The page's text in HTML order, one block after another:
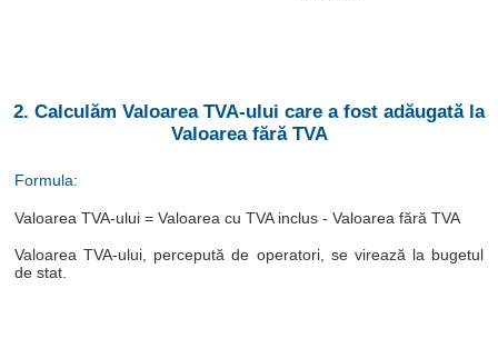
2. Calculăm Valoarea TVA-ului care a fost adăugată la
Valoarea fără TVA
Formula:
Valoarea TVA-ului = Valoarea cu TVA inclus - Valoarea fără TVA
Valoarea TVA-ului, percepută de operatori, se virează la bugetul
de stat.